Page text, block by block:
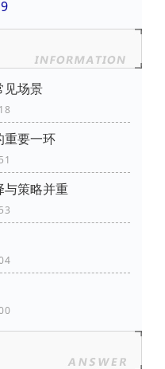
见场景
重要一环
与策略并重